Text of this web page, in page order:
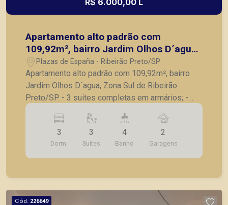
R$ 6.000,00 L
Apartamento alto padrão com
109,92m², bairro Jardim Olhos D´agua,
Zona Sul de Ribeirão Preto/SP.
Plazas de España - Ribeirão Preto/SP
Apartamento alto padrão com 109,92m², bairro
Jardim Olhos D´agua, Zona Sul de Ribeirão
Preto/SP. - 3 suítes completas em armários; -
Sala para 2 ambientes; - Lavabo; - Varanda
gourmet com churrasqueira e fechada em vidro; -
Cozinha com armários planejados; - Lavanderia; -
2 vagas de garagem. A Piramid tem como
objetivo atender seus clientes com agilidade e
lançamentos da cidade de Ribeirão Preto.
3
Dorm.
3
Suítes
4
Banho
2
Garagens
Cód. 226649